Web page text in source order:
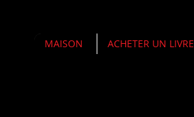
MAISON ACHETER UN LIVRE